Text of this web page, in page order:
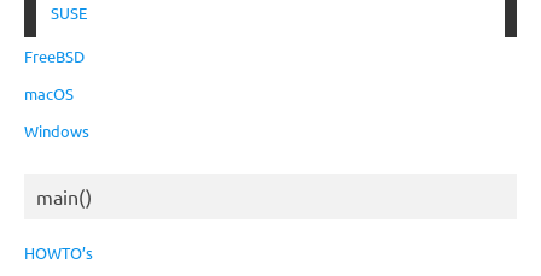
SUSE
FreeBSD
macOS
Windows
main()
HOWTO’s